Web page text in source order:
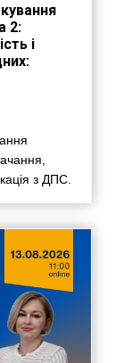
2:
і
з ДПС.